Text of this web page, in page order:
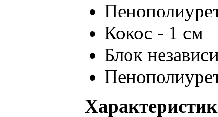
Кокос - 1 см
Блок